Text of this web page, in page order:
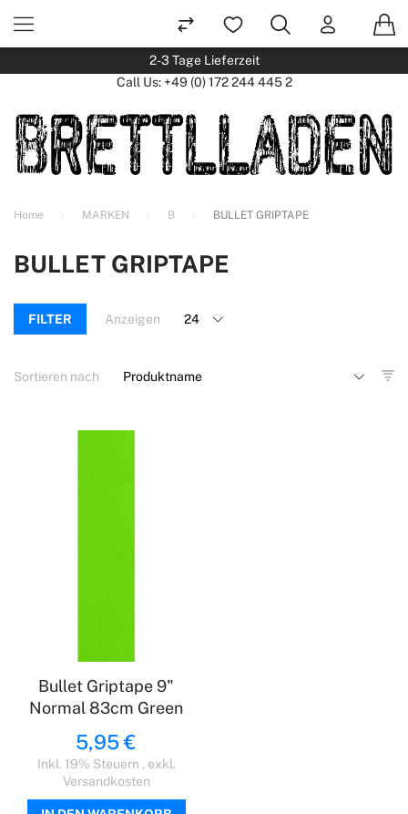
2-3 Tage Lieferzeit
Call Us: +49 (0) 172 244 445 2
Home MARKEN B BULLET GRIPTAPE
BULLET GRIPTAPE
FILTER
Sortieren nach
Anzeigen
Bullet Griptape 9"
Normal 83cm Green
5,95 €
Inkl. 19% Steuern , exkl.
Versandkosten